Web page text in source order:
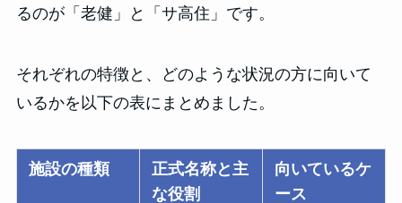
るのが「老健」と「サ高住」です。
それぞれの特徴と、どのような状況の方に向いて
いるかを以下の表にまとめました。
施設の種類
正式名称と主
な役割
向いているケ
ース